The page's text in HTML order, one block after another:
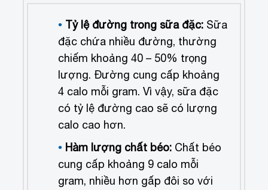
Tỷ lệ đường trong sữa đặc: Sữa
đặc chứa nhiều đường, thường
chiếm khoảng 40 – 50% trọng
lượng. Đường cung cấp khoảng
4 calo mỗi gram. Vì vậy, sữa đặc
có tỷ lệ đường cao sẽ có lượng
calo cao hơn.
Hàm lượng chất béo: Chất béo
cung cấp khoảng 9 calo mỗi
gram, nhiều hơn gấp đôi so với